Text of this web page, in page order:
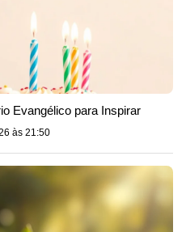
Evangélico para Inspirar
às 21:50